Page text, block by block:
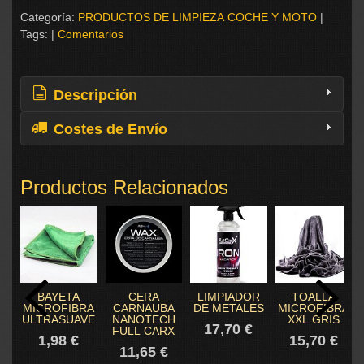
Categoría: PRODUCTOS DE LIMPIEZA COCHE Y MOTO |
Tags: | Comentarios
Descripción
Costes de Envío
Productos Relacionados
BAYETA
MICROFIBRA
ULTRASUAVE
1,98 €
CERA
CARNAUBA
NANOTECH
FULL CARX
11,65 €
LIMPIADOR
DE METALES
17,70 €
TOALLA
MICROFIBRA
XXL GRIS
15,70 €